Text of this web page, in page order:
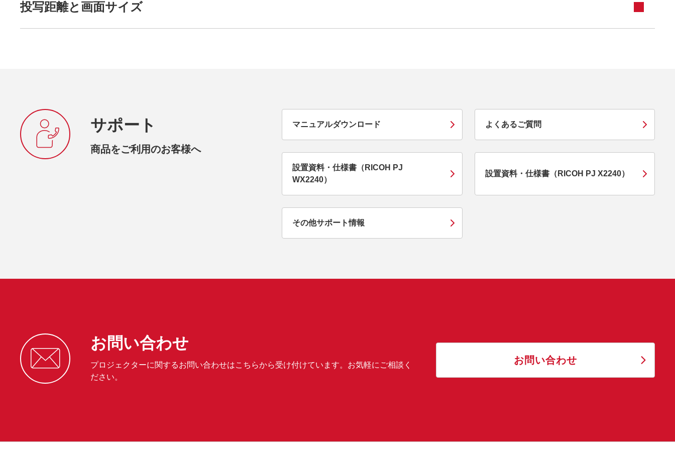
投写距離と画面サイズ
サポート
商品をご利用のお客様へ
マニュアルダウンロード よくあるご質問
設置資料・仕様書（RICOH PJ
WX2240）
設置資料・仕様書（RICOH PJ X2240）
その他サポート情報
お問い合わせ
プロジェクターに関するお問い合わせはこちらから受け付けています。お気軽にご相談く
ださい。
お問い合わせ